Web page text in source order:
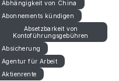
Abhängigkeit von China
Abonnements kündigen
Absetzbarkeit von
Kontoführungsgebühren
Absicherung
Agentur für Arbeit
Aktienrente